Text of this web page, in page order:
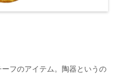
フのアイテム。陶器というの